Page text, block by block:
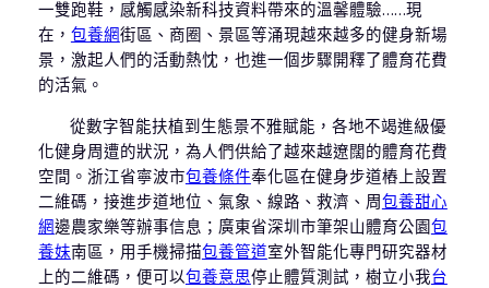
一雙跑鞋，感觸感染新科技資料帶來的溫馨體驗……現
在， 包養網街區、商圈、景區等涌現越來越多的健身新場
景，激起人們的活動熱忱，也進一個步驟開釋了體育花費
的活氣。
從數字智能扶植到生態景不雅賦能，各地不竭進級優
化健身周遭的狀況，為人們供給了越來越遼闊的體育花費
空間。浙江省寧波市包養條件奉化區在健身步道樁上設置
二維碼，接進步道地位、氣象、線路、救濟、周包養甜心
網邊農家樂等辦事信息；廣東省深圳市筆架山體育公園包
養妹南區，用手機掃描包養管道室外智能化專門研究器材
上的二維碼，便可以包養意思停止體質測試，樹立小我台